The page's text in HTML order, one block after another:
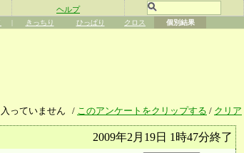
ヘルプ
| きっちり ひっぱり クロス 個別結果
っていません / このアンケートをクリップする / クリア
2009年2月19日 1時47分終了